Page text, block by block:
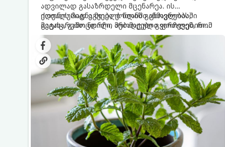
ადვილად გასაზრდელი მცენარეა. ის
იდეალურად ეგუება ქოთანში ცხოვრებას,
მეტიც, გამოცდილი მებაღეები გვირჩევენ, რომ
პიტნა მხოლოდ ქოთანში მოვიყვანოთ, რადგან
ღია გრუნტში (ბაღში) დარგვისას ის ფესვებით
ძალიან სწრაფად ვრცელდება და სხვა
მცენარეებს ავიწროებს.
ქოთნის პიტნა მთელი წლის განმავლობაში
გაგახარებთ ნორჩი, არომატული ფოთლებით
ჩაის, ლიმონათისა თუ კერძებისთვის.